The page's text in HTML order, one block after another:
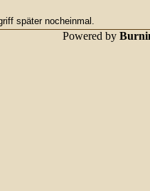
später nocheinmal.
Powered by